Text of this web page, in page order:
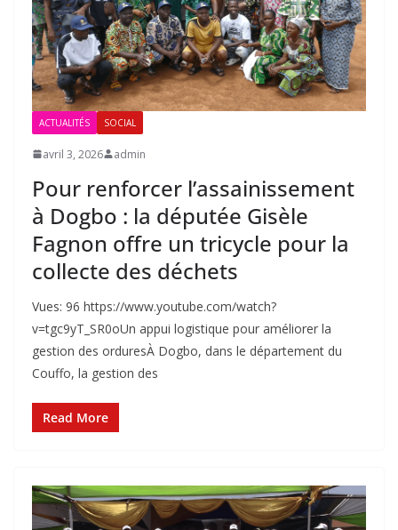
ACTUALITÉS SOCIAL
avril 3, 2026 admin
‎Pour renforcer l’assainissement
à Dogbo : la députée Gisèle
Fagnon offre un tricycle pour la
collecte des déchets
Vues: 96 https://www.youtube.com/watch?
v=tgc9yT_SR0o‎Un appui logistique pour améliorer la
gestion des ordures‎‎À Dogbo, dans le département du
Couffo, la gestion des
Read More